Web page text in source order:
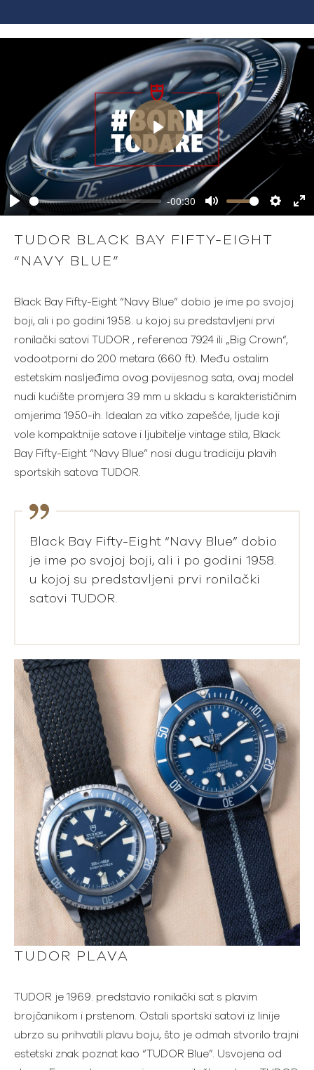
Play
-00:30
Mute
Play
TUDOR BLACK BAY FIFTY-EIGHT
“NAVY BLUE”
Black Bay Fifty-Eight “Navy Blue” dobio je ime po svojoj
boji, ali i po godini 1958. u kojoj su predstavljeni prvi
ronilački satovi TUDOR , referenca 7924 ili „Big Crown“,
vodootporni do 200 metara (660 ft). Među ostalim
estetskim nasljeđima ovog povijesnog sata, ovaj model
nudi kućište promjera 39 mm u skladu s karakterističnim
omjerima 1950-ih. Idealan za vitko zapešće, ljude koji
vole kompaktnije satove i ljubitelje vintage stila, Black
Bay Fifty-Eight “Navy Blue” nosi dugu tradiciju plavih
sportskih satova TUDOR.
Black Bay Fifty-Eight “Navy Blue” dobio
je ime po svojoj boji, ali i po godini 1958.
u kojoj su predstavljeni prvi ronilački
satovi TUDOR.
TUDOR PLAVA
TUDOR je 1969. predstavio ronilački sat s plavim
brojčanikom i prstenom. Ostali sportski satovi iz linije
ubrzo su prihvatili plavu boju, što je odmah stvorilo trajni
estetski znak poznat kao “TUDOR Blue”. Usvojena od